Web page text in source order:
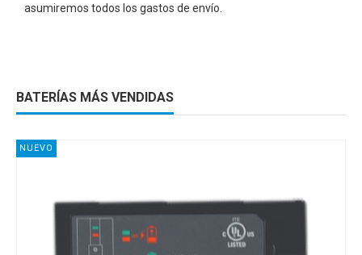
asumiremos todos los gastos de envío.
BATERÍAS MÁS VENDIDAS
NUEVO